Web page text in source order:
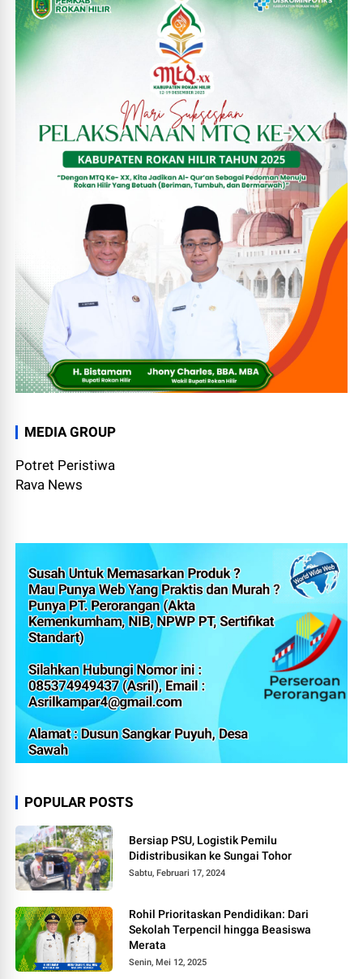
MEDIA GROUP
Potret Peristiwa
Rava News
POPULAR POSTS
Bersiap PSU, Logistik Pemilu
Didistribusikan ke Sungai Tohor
Sabtu, Februari 17, 2024
Rohil Prioritaskan Pendidikan: Dari
Sekolah Terpencil hingga Beasiswa
Merata
Senin, Mei 12, 2025